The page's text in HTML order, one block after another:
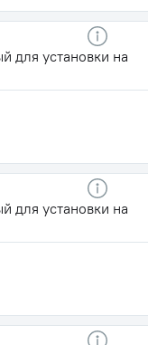
для установки на
для установки на